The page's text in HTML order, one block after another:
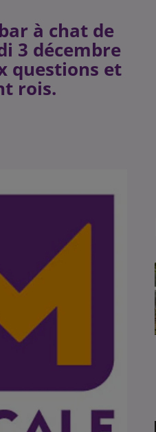
à chat de
3 décembre
questions et